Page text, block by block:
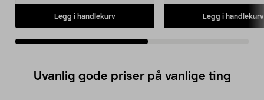
Legg i handlekurv Legg i handlekurv
Uvanlig gode priser på vanlige ting